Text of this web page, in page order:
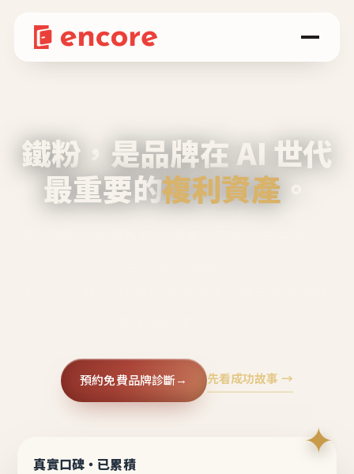
鐵粉，是品牌在 AI 世代
最重要的複利資產 。
預約免費品牌診斷→ 先看成功故事 →
✦
真實口碑・已累積